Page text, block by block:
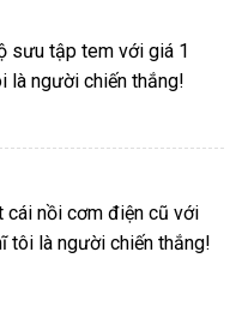
sưu tập tem với giá 1
là người chiến thắng!
nồi cơm điện cũ với
tôi là người chiến thắng!